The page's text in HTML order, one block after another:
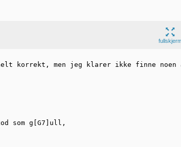
korrekt, men jeg klarer ikke finne
som g[G7]ull,